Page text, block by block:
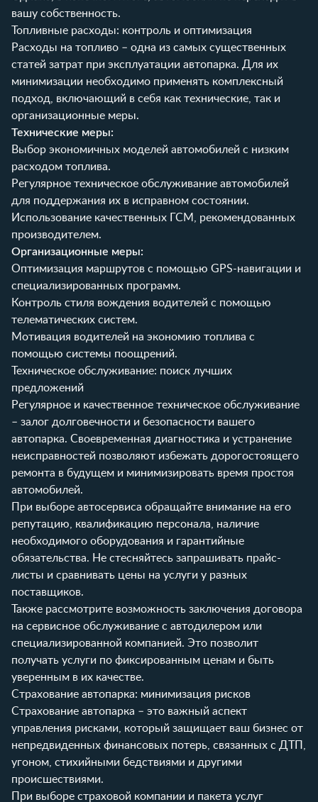
вашу собственность.
Топливные расходы: контроль и оптимизация
Расходы на топливо – одна из самых существенных
статей затрат при эксплуатации автопарка. Для их
минимизации необходимо применять комплексный
подход, включающий в себя как технические, так и
организационные меры.
Технические меры:
Выбор экономичных моделей автомобилей с низким
расходом топлива.
Регулярное техническое обслуживание автомобилей
для поддержания их в исправном состоянии.
Использование качественных ГСМ, рекомендованных
производителем.
Организационные меры:
Оптимизация маршрутов с помощью GPS-навигации и
специализированных программ.
Контроль стиля вождения водителей с помощью
телематических систем.
Мотивация водителей на экономию топлива с
помощью системы поощрений.
Техническое обслуживание: поиск лучших
предложений
Регулярное и качественное техническое обслуживание
– залог долговечности и безопасности вашего
автопарка. Своевременная диагностика и устранение
неисправностей позволяют избежать дорогостоящего
ремонта в будущем и минимизировать время простоя
автомобилей.
При выборе автосервиса обращайте внимание на его
репутацию, квалификацию персонала, наличие
необходимого оборудования и гарантийные
обязательства. Не стесняйтесь запрашивать прайс-
листы и сравнивать цены на услуги у разных
поставщиков.
Также рассмотрите возможность заключения договора
на сервисное обслуживание с автодилером или
специализированной компанией. Это позволит
получать услуги по фиксированным ценам и быть
уверенным в их качестве.
Страхование автопарка: минимизация рисков
Страхование автопарка – это важный аспект
управления рисками, который защищает ваш бизнес от
непредвиденных финансовых потерь, связанных с ДТП,
угоном, стихийными бедствиями и другими
происшествиями.
При выборе страховой компании и пакета услуг